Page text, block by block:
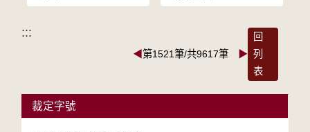
:::
◀第1521筆/共9617筆 ▶
回
列
表
裁定字號